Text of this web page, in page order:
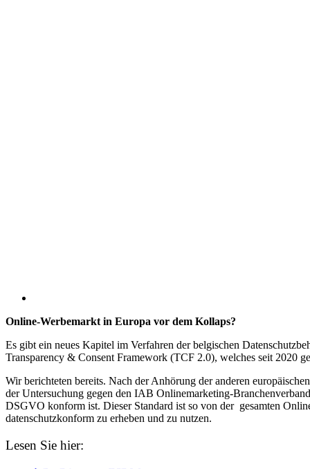
Online-Werbemarkt in Europa vor dem Kollaps?
Es gibt ein neues Kapitel im Verfahren der belgischen
Transparency & Consent Framework (TCF 2.0), welches seit 2020
Wir berichteten bereits. Nach der Anhörung der anderen
der Untersuchung gegen den IAB Onlinemarketing-
DSGVO konform ist. Dieser Standard ist so von der gesamten
datenschutzkonform zu erheben und zu nutzen.
Lesen Sie hier: